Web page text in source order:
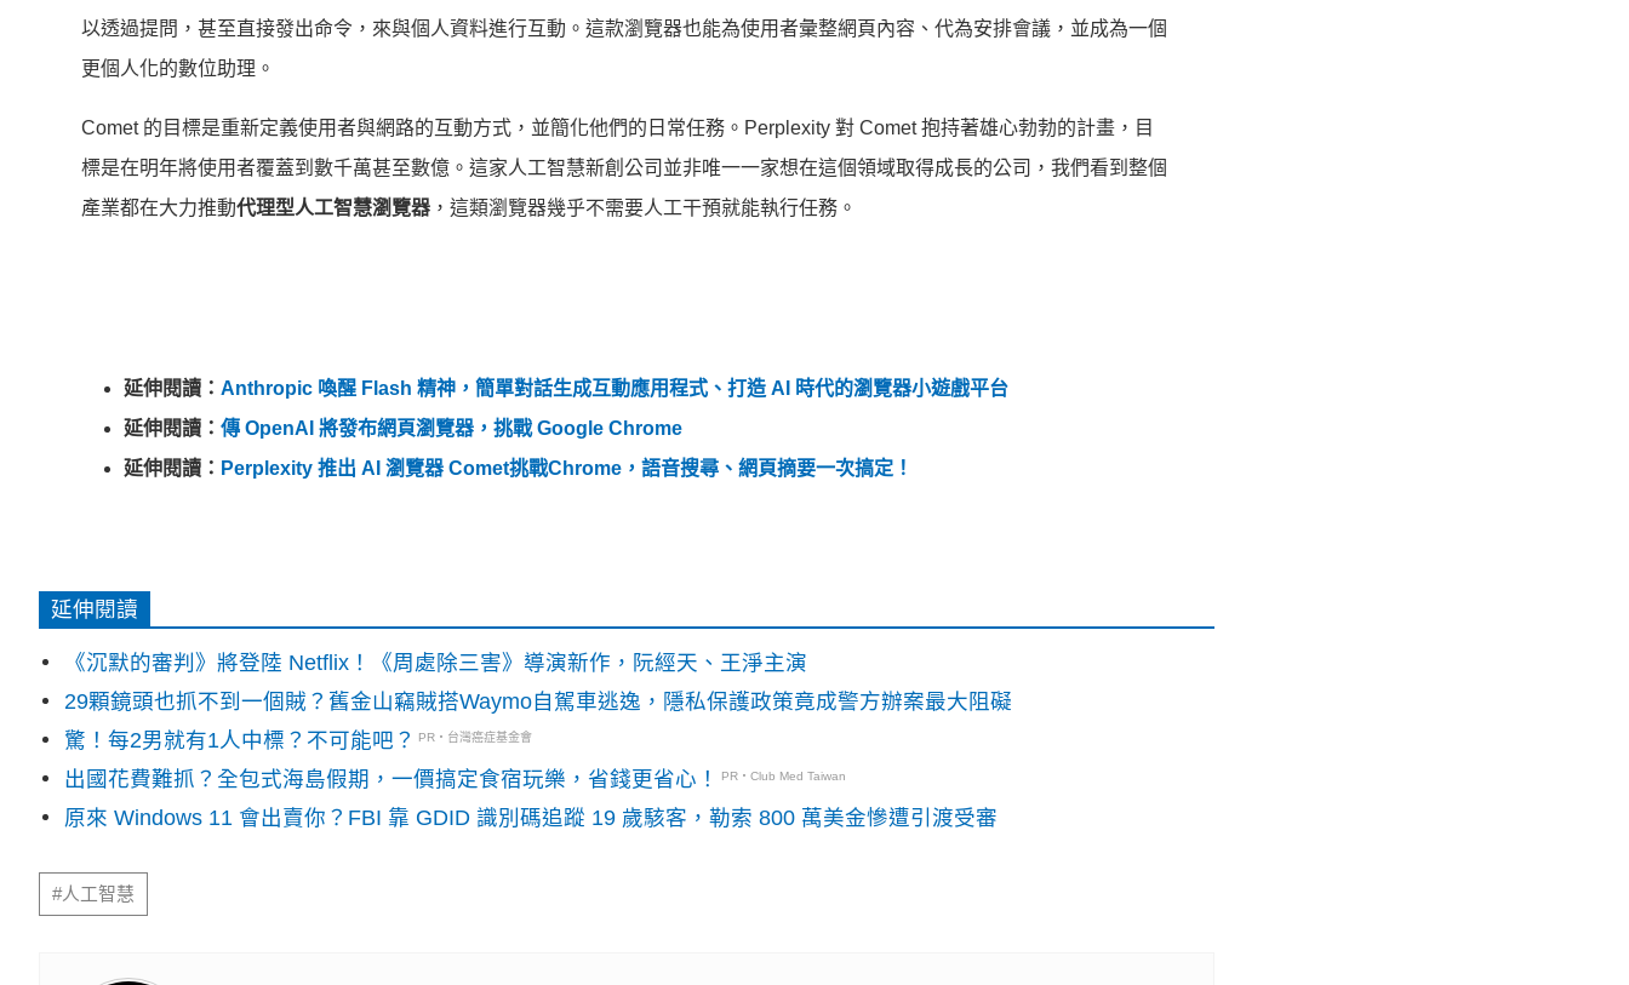
以透過提問，甚至直接發出命令，來與個人資料進行互動。這款瀏覽器也能為使用者彙整網頁內容、代為安排會議，並成為一個
更個人化的數位助理。
Comet 的目標是重新定義使用者與網路的互動方式，並簡化他們的日常任務。Perplexity 對 Comet 抱持著雄心勃勃的計畫，目
標是在明年將使用者覆蓋到數千萬甚至數億。這家人工智慧新創公司並非唯一一家想在這個領域取得成長的公司，我們看到整個
產業都在大力推動代理型人工智慧瀏覽器 ，這類瀏覽器幾乎不需要人工干預就能執行任務。
延伸閱讀： Anthropic 喚醒 Flash 精神，簡單對話生成互動應用程式、打造 AI 時代的瀏覽器小遊戲平台
延伸閱讀： 傳 OpenAI 將發布網頁瀏覽器，挑戰 Google Chrome
延伸閱讀： Perplexity 推出 AI 瀏覽器 Comet挑戰Chrome，語音搜尋、網頁摘要一次搞定！
延伸閱讀
《沉默的審判》將登陸 Netflix！《周處除三害》導演新作，阮經天、王淨主演
29顆鏡頭也抓不到一個賊？舊金山竊賊搭Waymo自駕車逃逸，隱私保護政策竟成警方辦案最大阻礙
驚！每2男就有1人中標？不可能吧？
PR・台灣癌症基金會
出國花費難抓？全包式海島假期，一價搞定食宿玩樂，省錢更省心！ PR・Club Med Taiwan
原來 Windows 11 會出賣你？FBI 靠 GDID 識別碼追蹤 19 歲駭客，勒索 800 萬美金慘遭引渡受審
#人工智慧